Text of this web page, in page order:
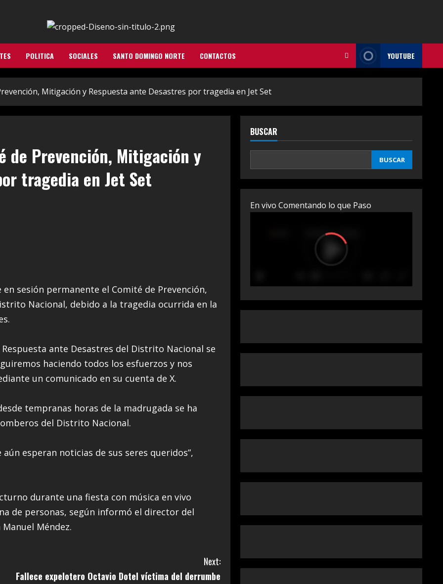
POLITICA SOCIALES SANTO DOMINGO NORTE CONTACTOS YOUTUBE
Mitigación y Respuesta ante Desastres por tragedia en Jet Set
de Prevención, Mitigación y
tragedia en Jet Set
sesión permanente el Comité de Prevención,
Nacional, debido a la tragedia ocurrida en la
ante Desastres del Distrito Nacional se
haciendo todos los esfuerzos y nos
un comunicado en su cuenta de X.
tempranas horas de la madrugada se ha
del Distrito Nacional.
esperan noticias de sus seres queridos”,
durante una fiesta con música en vivo
de personas, según informó el director del
Méndez.
Next:
Fallece expelotero Octavio Dotel víctima del derrumbe
BUSCAR
BUSCAR
En vivo Comentando lo que Paso